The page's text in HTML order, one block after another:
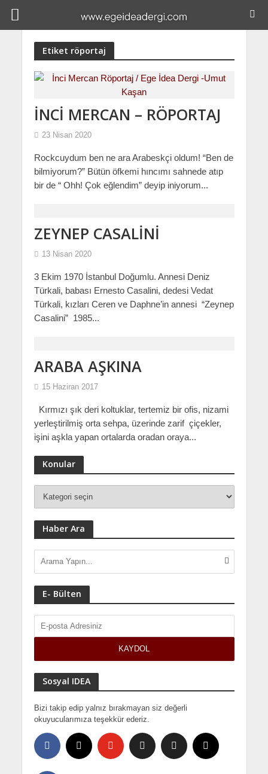
Etiket röportaj
İNCİ MERCAN – RÖPORTAJ
23 Nisan 2020
Rockcuydum ben ne ara Arabeskçi oldum! “Ben de
bilmiyorum?” Bütün öfkemi hıncımı sahnede atıp
bir de “ Ohh! Çok eğlendim” deyip iniyorum...
ZEYNEP CASALİNİ
13 Nisan 2020
3 Ekim 1970 İstanbul Doğumlu. Annesi Deniz
Türkali, babası Ernesto Casalini, dedesi Vedat
Türkali, kızları Ceren ve Daphne’in annesi “Zeynep
Casalini” 1985...
ARABA AŞKINA
15 Haziran 2017
Kırmızı şık deri koltuklar, tertemiz bir ofis, nizami
yerleştirilmiş orta sehpa, üzerinde zarif çiçekler,
işini aşkla yapan ortalarda oradan oraya...
Konular
Haber Ara
E- Bülten
Sosyal IDEA
Bizi takip edip yalnız bırakmayan siz değerli
okuyucularımıza teşekkür ederiz.